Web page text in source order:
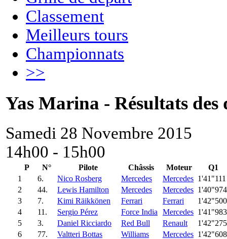
Classement
Meilleurs tours
Championnats
>>
Yas Marina - Résultats
Samedi 28 Novembre 2015
14h00 - 15h00
P N° Pilote Châssis Moteur
Q1
1
6. Nico Rosberg Mercedes Mercedes 1'41"111
2
44. Lewis Hamilton Mercedes Mercedes 1'40"974
3
7. Kimi Räikkönen Ferrari Ferrari
1'42"500
4
11. Sergio Pérez Force India Mercedes 1'41"983
5
3. Daniel Ricciardo Red Bull Renault
1'42"275
6
77. Valtteri Bottas Williams Mercedes 1'42"608